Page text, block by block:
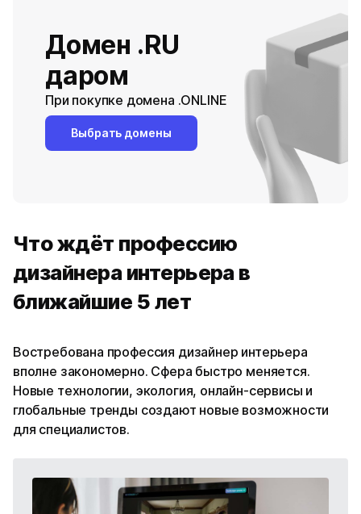
Домен .RU
даром
При покупке домена .ONLINE
Выбрать домены
Что ждёт профессию
дизайнера интерьера в
ближайшие 5 лет
Востребована профессия дизайнер интерьера
вполне закономерно. Сфера быстро меняется.
Новые технологии, экология, онлайн-сервисы и
глобальные тренды создают новые возможности
для специалистов.